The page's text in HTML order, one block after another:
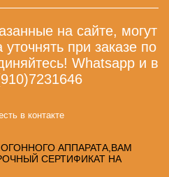
на сайте, могут
при заказе по
Whatsapp и в
в контакте
АППАРАТА,ВАМ
СЕРТИФИКАТ НА